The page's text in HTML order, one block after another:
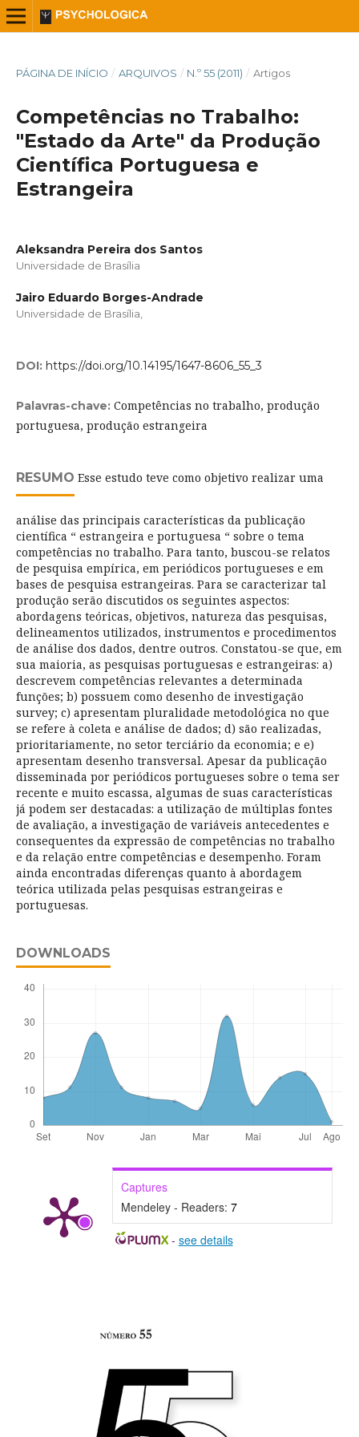
PÁGINA DE INÍCIO / ARQUIVOS / N.º 55 (2011) / Artigos
Competências no Trabalho:
"Estado da Arte" da Produção
Científica Portuguesa e
Estrangeira
Aleksandra Pereira dos Santos
Universidade de Brasília
Jairo Eduardo Borges-Andrade
Universidade de Brasília,
DOI: https://doi.org/10.14195/1647-8606_55_3
Palavras-chave: Competências no trabalho, produção
portuguesa, produção estrangeira
RESUMO Esse estudo teve como objetivo realizar uma
análise das principais características da publicação
científica “ estrangeira e portuguesa “ sobre o tema
competências no trabalho. Para tanto, buscou-se relatos
de pesquisa empírica, em periódicos portugueses e em
bases de pesquisa estrangeiras. Para se caracterizar tal
produção serão discutidos os seguintes aspectos:
abordagens teóricas, objetivos, natureza das pesquisas,
delineamentos utilizados, instrumentos e procedimentos
de análise dos dados, dentre outros. Constatou-se que, em
sua maioria, as pesquisas portuguesas e estrangeiras: a)
descrevem competências relevantes a determinada
funções; b) possuem como desenho de investigação
survey; c) apresentam pluralidade metodológica no que
se refere à coleta e análise de dados; d) são realizadas,
prioritariamente, no setor terciário da economia; e e)
apresentam desenho transversal. Apesar da publicação
disseminada por periódicos portugueses sobre o tema ser
recente e muito escassa, algumas de suas características
já podem ser destacadas: a utilização de múltiplas fontes
de avaliação, a investigação de variáveis antecedentes e
consequentes da expressão de competências no trabalho
e da relação entre competências e desempenho. Foram
ainda encontradas diferenças quanto à abordagem
teórica utilizada pelas pesquisas estrangeiras e
portuguesas.
DOWNLOADS
Captures
Mendeley - Readers: 7
- see details